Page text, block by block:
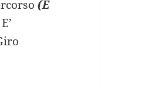
(E
(BS).